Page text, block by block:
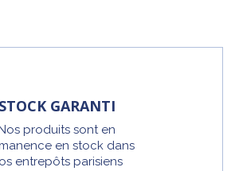
STOCK GARANTI
produits sont en
en stock dans
entrepôts parisiens